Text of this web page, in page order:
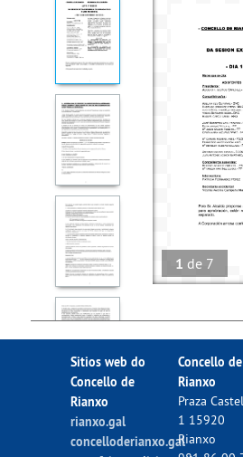
1 de 7
Sitios web do
Concello de
Rianxo
rianxo.gal
concelloderianxo.gal
Concello de
Rianxo
Praza
1 15920
Rianxo